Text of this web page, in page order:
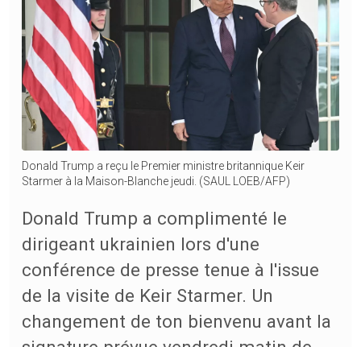
Donald Trump a reçu le Premier ministre britannique Keir
Starmer à la Maison-Blanche jeudi. (SAUL LOEB/AFP)
Donald Trump a complimenté le
dirigeant ukrainien lors d'une
conférence de presse tenue à l'issue
de la visite de Keir Starmer. Un
changement de ton bienvenu avant la